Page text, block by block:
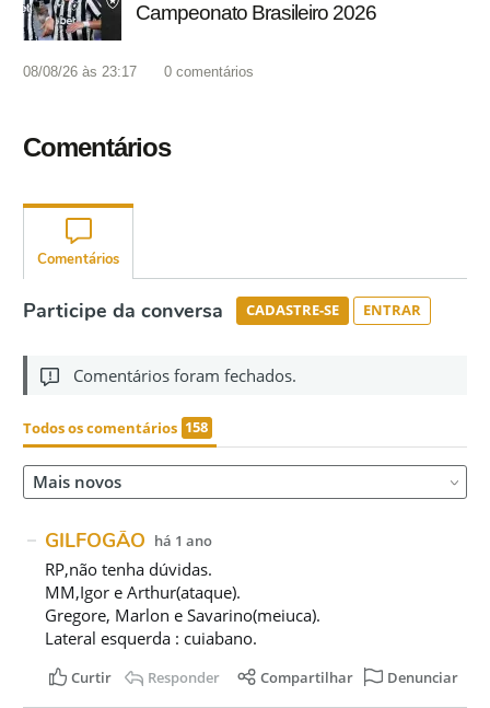
Campeonato Brasileiro 2026
08/08/26 às 23:17 0 comentários
Comentários